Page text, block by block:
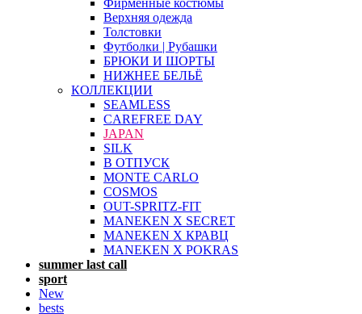
Верхняя одежда
Толстовки
Футболки | Рубашки
БРЮКИ И ШОРТЫ
НИЖНЕЕ БЕЛЬЁ
КОЛЛЕКЦИИ
SEAMLESS
CAREFREE DAY
JAPAN
SILK
В ОТПУСК
MONTE CARLO
COSMOS
OUT-SPRITZ-FIT
MANEKEN X SECRET
MANEKEN X КРАВЦ
MANEKEN X POKRAS
summer last call
sport
New
bests